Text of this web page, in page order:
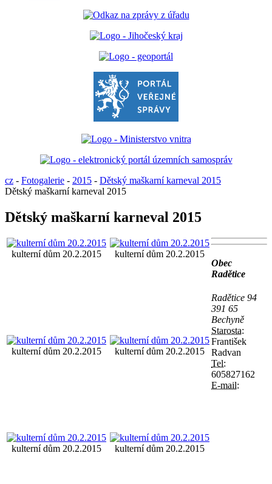
cz - Fotogalerie - 2015 - Dětský maškarní karneval 2015
Dětský maškarní karneval 2015
Dětský maškarní karneval 2015
kulterní dům 20.2.2015 kulterní dům 20.2.2015
kulterní dům 20.2.2015 kulterní dům 20.2.2015
kulterní dům 20.2.2015 kulterní dům 20.2.2015
Obec
Radětice
Radětice 94
391 65
Bechyně
Starosta:
František
Radvan
Tel:
605827162
E-mail: